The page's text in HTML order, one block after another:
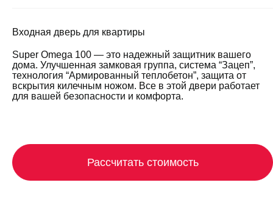
Входная дверь для квартиры
Super Omega 100 — это надежный защитник вашего
дома. Улучшенная замковая группа, система “Зацеп”,
технология “Армированный теплобетон”, защита от
вскрытия килечным ножом. Все в этой двери работает
для вашей безопасности и комфорта.
Рассчитать стоимость